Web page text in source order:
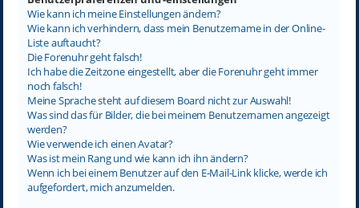
Wie kann ich meine Einstellungen ändern?
Wie kann ich verhindern, dass mein Benutzername in der Online-
Liste auftaucht?
Die Forenuhr geht falsch!
Ich habe die Zeitzone eingestellt, aber die Forenuhr geht immer
noch falsch!
Meine Sprache steht auf diesem Board nicht zur Auswahl!
Was sind das für Bilder, die bei meinem Benutzernamen angezeigt
werden?
Wie verwende ich einen Avatar?
Was ist mein Rang und wie kann ich ihn ändern?
Wenn ich bei einem Benutzer auf den E-Mail-Link klicke, werde ich
aufgefordert, mich anzumelden.